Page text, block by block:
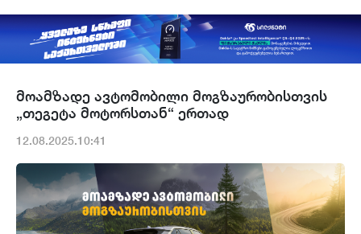
მოამზადე ავტომობილი მოგზაურობისთვის
„თეგეტა მოტორსთან“ ერთად
12.08.2025.10:41